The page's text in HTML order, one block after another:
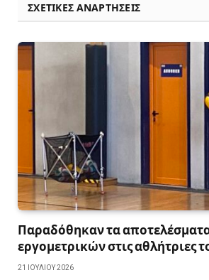
ΣΧΕΤΙΚΈΣ ΑΝΑΡΤΉΣΕΙΣ
Παραδόθηκαν τα
εργομετρικών στις αθλήτριες
21 ΙΟΥΛΊΟΥ 2026